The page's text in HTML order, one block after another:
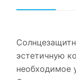
эстетичную
необходимое